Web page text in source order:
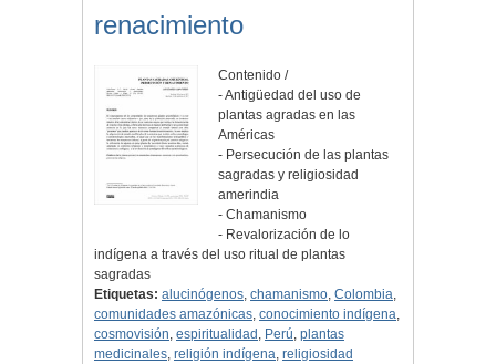
renacimiento
Contenido /
- Antigüedad del uso de
plantas agradas en las
Américas
- Persecución de las plantas
sagradas y religiosidad
amerindia
- Chamanismo
- Revalorización de lo
indígena a través del uso ritual de plantas
sagradas
Etiquetas: alucinógenos, chamanismo, Colombia,
comunidades amazónicas, conocimiento indígena,
cosmovisión, espiritualidad , Perú, plantas
medicinales, religión indígena, religiosidad